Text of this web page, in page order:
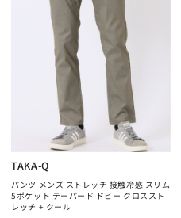
TAKA-Q
パンツ メンズ ストレッチ 接触冷感 スリム
5ポケット テーパード ドビー クロススト
レッチ + クール